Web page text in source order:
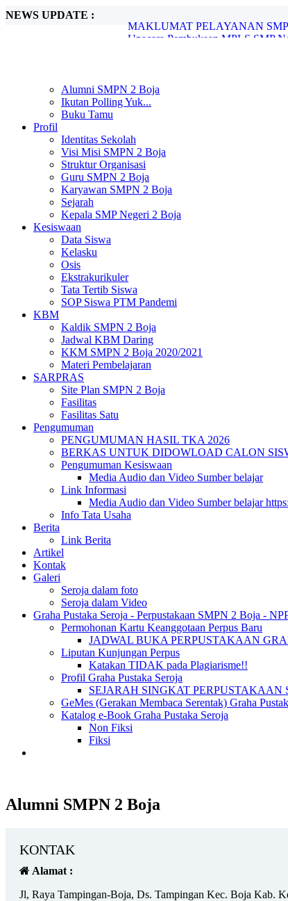
NEWS UPDATE :
MAKLUMAT PELAYANAN
Upacara Pembukaan MPLS SMP
SMP Negeri 2 Boja Umumkan
SMP Negeri 2 Boja Resmi
UNIT PELAYANAN SMP
Alumni SMPN 2 Boja
Ikutan Polling Yuk...
Buku Tamu
Profil
Identitas Sekolah
Visi Misi SMPN 2 Boja
Struktur Organisasi
Guru SMPN 2 Boja
Karyawan SMPN 2 Boja
Sejarah
Kepala SMP Negeri 2 Boja
Kesiswaan
Data Siswa
Kelasku
Osis
Ekstrakurikuler
Tata Tertib Siswa
SOP Siswa PTM Pandemi
KBM
Kaldik SMPN 2 Boja
Jadwal KBM Daring
KKM SMPN 2 Boja 2020/2021
Materi Pembelajaran
SARPRAS
Site Plan SMPN 2 Boja
Fasilitas
Fasilitas Satu
Pengumuman
PENGUMUMAN HASIL TKA 2026
BERKAS UNTUK DIDOWLOAD CALON
Pengumuman Kesiswaan
Media Audio dan Video Sumber belajar
Link Informasi
Media Audio dan Video Sumber belajar
Info Tata Usaha
Berita
Link Berita
Artikel
Kontak
Galeri
Seroja dalam foto
Seroja dalam Video
Graha Pustaka Seroja - Perpustakaan SMPN 2 Boja -
Permohonan Kartu Keanggotaan Perpus Baru
JADWAL BUKA PERPUSTAKAAN
Liputan Kunjungan Perpus
Katakan TIDAK pada Plagiarisme!!
Profil Graha Pustaka Seroja
SEJARAH SINGKAT PERPUSTAKAAN
GeMes (Gerakan Membaca Serentak) Graha
Katalog e-Book Graha Pustaka Seroja
Non Fiksi
Fiksi
Alumni SMPN 2 Boja
KONTAK
Alamat :
Jl, Raya Tampingan-Boja, Ds. Tampingan Kec. Boja Kab.